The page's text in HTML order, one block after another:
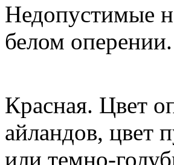
Недопустимые
белом оперении.
Красная. Цвет
айландов, цвет
или темно-